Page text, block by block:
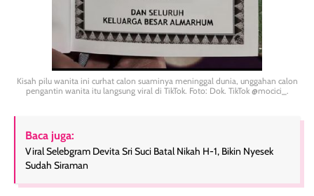
Kisah pilu wanita ini curhat calon suaminya meninggal dunia, unggahan calon
pengantin wanita itu langsung viral di TikTok. Foto: Dok. TikTok @mocici_.
Baca juga:
Viral Selebgram Devita Sri Suci Batal Nikah H-1, Bikin Nyesek
Sudah Siraman